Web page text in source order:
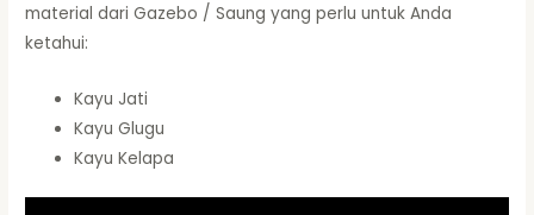
material dari Gazebo / Saung yang perlu untuk Anda
ketahui:
Kayu Jati
Kayu Glugu
Kayu Kelapa